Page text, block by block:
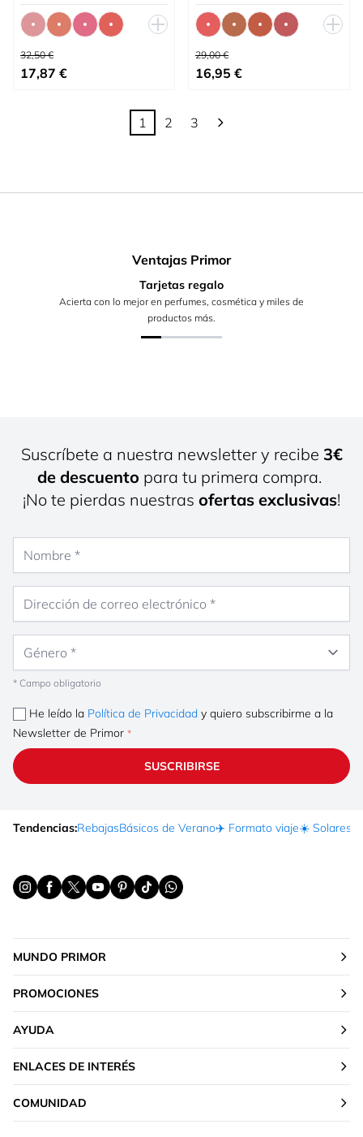
Precio habitual
32,50 €
Tan bajo como
17,87 €
Precio habitual
29,00 €
Tan bajo como
16,95 €
Actualmente estás leyendo página
1
Página
2
Página
3
Ventajas Primor
Tarjetas regalo
Acierta con lo mejor en perfumes, cosmética y miles de
productos más.
Suscríbete a nuestra newsletter y recibe 3€
de descuento para tu primera compra.
¡No te pierdas nuestras ofertas exclusivas!
* Campo obligatorio
He leído la Política de Privacidad y quiero subscribirme a la
Newsletter de Primor
SUSCRIBIRSE
Tendencias:RebajasBásicos de Verano✈️ Formato viaje☀️ Solares
MUNDO PRIMOR
PROMOCIONES
AYUDA
ENLACES DE INTERÉS
COMUNIDAD